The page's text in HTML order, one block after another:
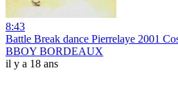
8:43
Battle Break dance Pierrelaye 2001
BBOY BORDEAUX
il y a 18 ans